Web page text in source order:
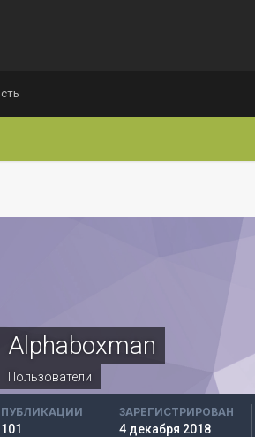
Alphaboxman
Пользователи
ПУБЛИКАЦИИ
101
ЗАРЕГИСТРИРОВАН
4 декабря 2018